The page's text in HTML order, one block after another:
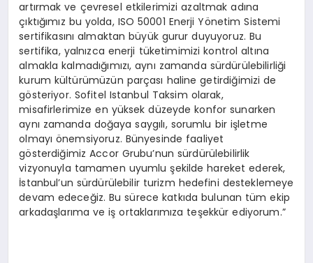
artırmak ve çevresel etkilerimizi azaltmak adına
çıktığımız bu yolda, ISO 50001 Enerji Yönetim Sistemi
sertifikasını almaktan büyük gurur duyuyoruz. Bu
sertifika, yalnızca enerji tüketimimizi kontrol altına
almakla kalmadığımızı, aynı zamanda sürdürülebilirliği
kurum kültürümüzün parçası haline getirdiğimizi de
gösteriyor. Sofitel Istanbul Taksim olarak,
misafirlerimize en yüksek düzeyde konfor sunarken
aynı zamanda doğaya saygılı, sorumlu bir işletme
olmayı önemsiyoruz. Bünyesinde faaliyet
gösterdiğimiz Accor Grubu’nun sürdürülebilirlik
vizyonuyla tamamen uyumlu şekilde hareket ederek,
İstanbul’un sürdürülebilir turizm hedefini desteklemeye
devam edeceğiz. Bu sürece katkıda bulunan tüm ekip
arkadaşlarıma ve iş ortaklarımıza teşekkür ediyorum.”